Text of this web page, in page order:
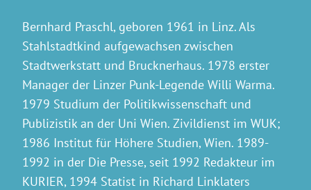
Bernhard Praschl, geboren 1961 in Linz. Als
Stahlstadtkind aufgewachsen zwischen
Stadtwerkstatt und Brucknerhaus. 1978 erster
Manager der Linzer Punk-Legende Willi Warma.
1979 Studium der Politikwissenschaft und
Publizistik an der Uni Wien. Zivildienst im WUK;
1986 Institut für Höhere Studien, Wien. 1989-
1992 in der Die Presse, seit 1992 Redakteur im
KURIER, 1994 Statist in Richard Linklaters